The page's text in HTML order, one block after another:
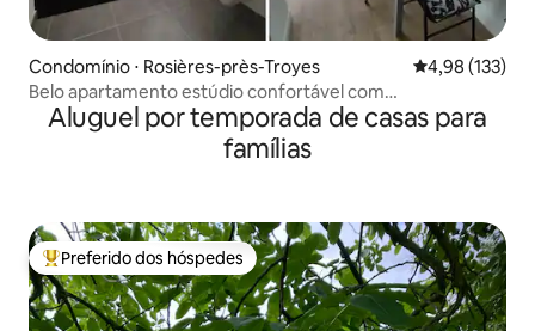
Condomínio ⋅ Rosières-près-Troyes 4,98 de uma
4,98 (133)
Belo apartamento estúdio confortável com
estacionamento
Aluguel por temporada de casas para
famílias
Entre os melhores preferidos dos hóspedes
Preferido dos hóspedes